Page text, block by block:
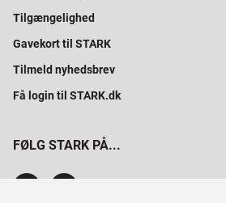
Tilgængelighed
Gavekort til STARK
Tilmeld nyhedsbrev
Få login til STARK.dk
FØLG STARK PÅ...